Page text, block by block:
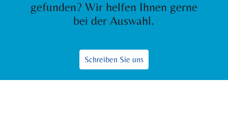
gefunden? Wir helfen Ihnen gerne
bei der Auswahl.
Schreiben Sie uns